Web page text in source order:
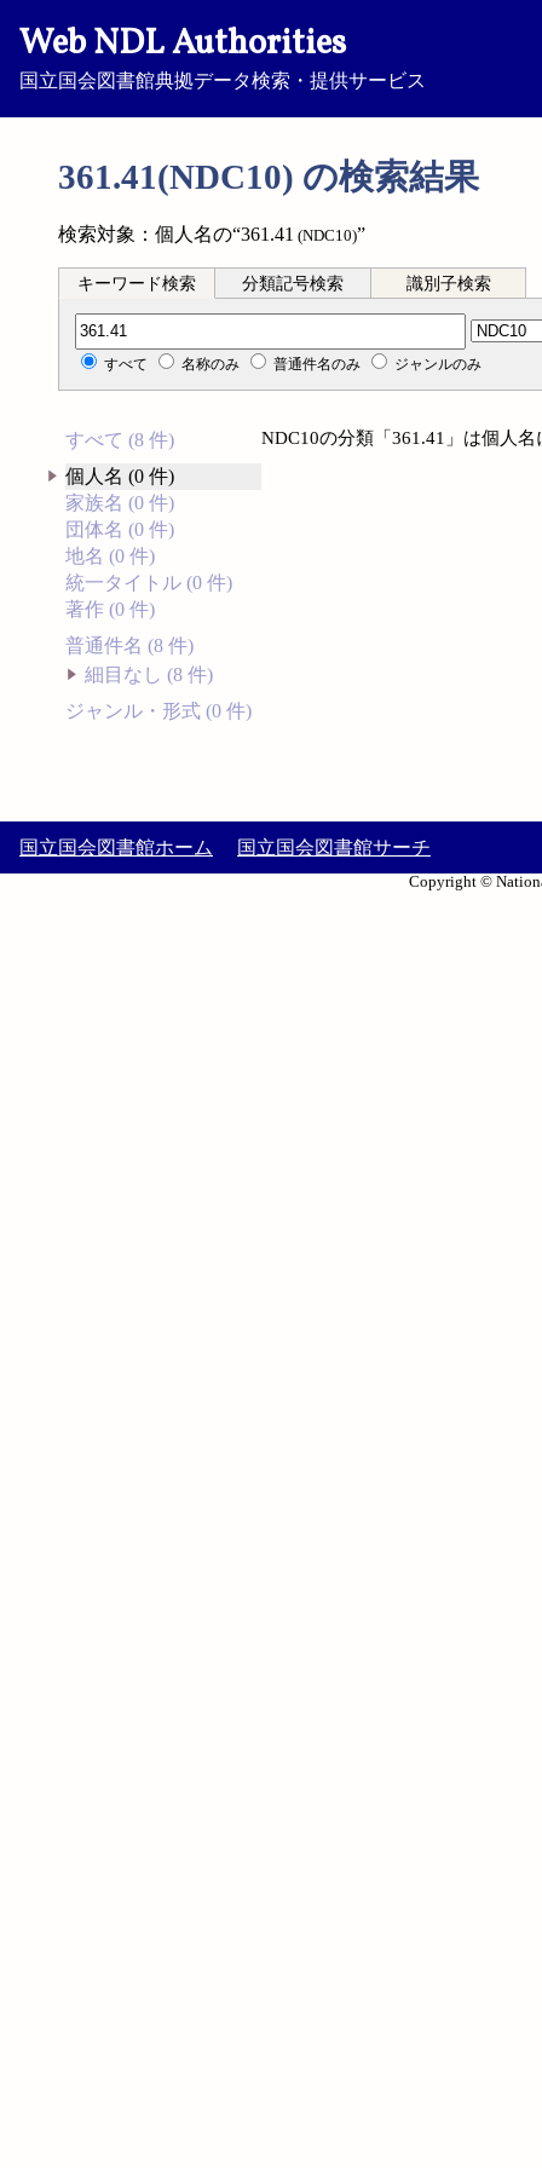
Web NDL Authorities
国立国会図書館典拠データ検索・提供サービス
361.41(NDC10) の検索結果
検索対象：個人名の“361.41 (NDC10)”
キーワード検索 分類記号検索 識別子検索
分類記号検索
すべて 名称のみ 普通件名のみ ジャンルのみ
すべて (8 件)
個人名 (0 件)
家族名 (0 件)
団体名 (0 件)
地名 (0 件)
統一タイトル (0 件)
著作 (0 件)
普通件名 (8 件)
細目なし (8 件)
ジャンル・形式 (0 件)
NDC10の分類「361.41」は個人
国立国会図書館ホーム 国立国会図書館サーチ
Copyright ©